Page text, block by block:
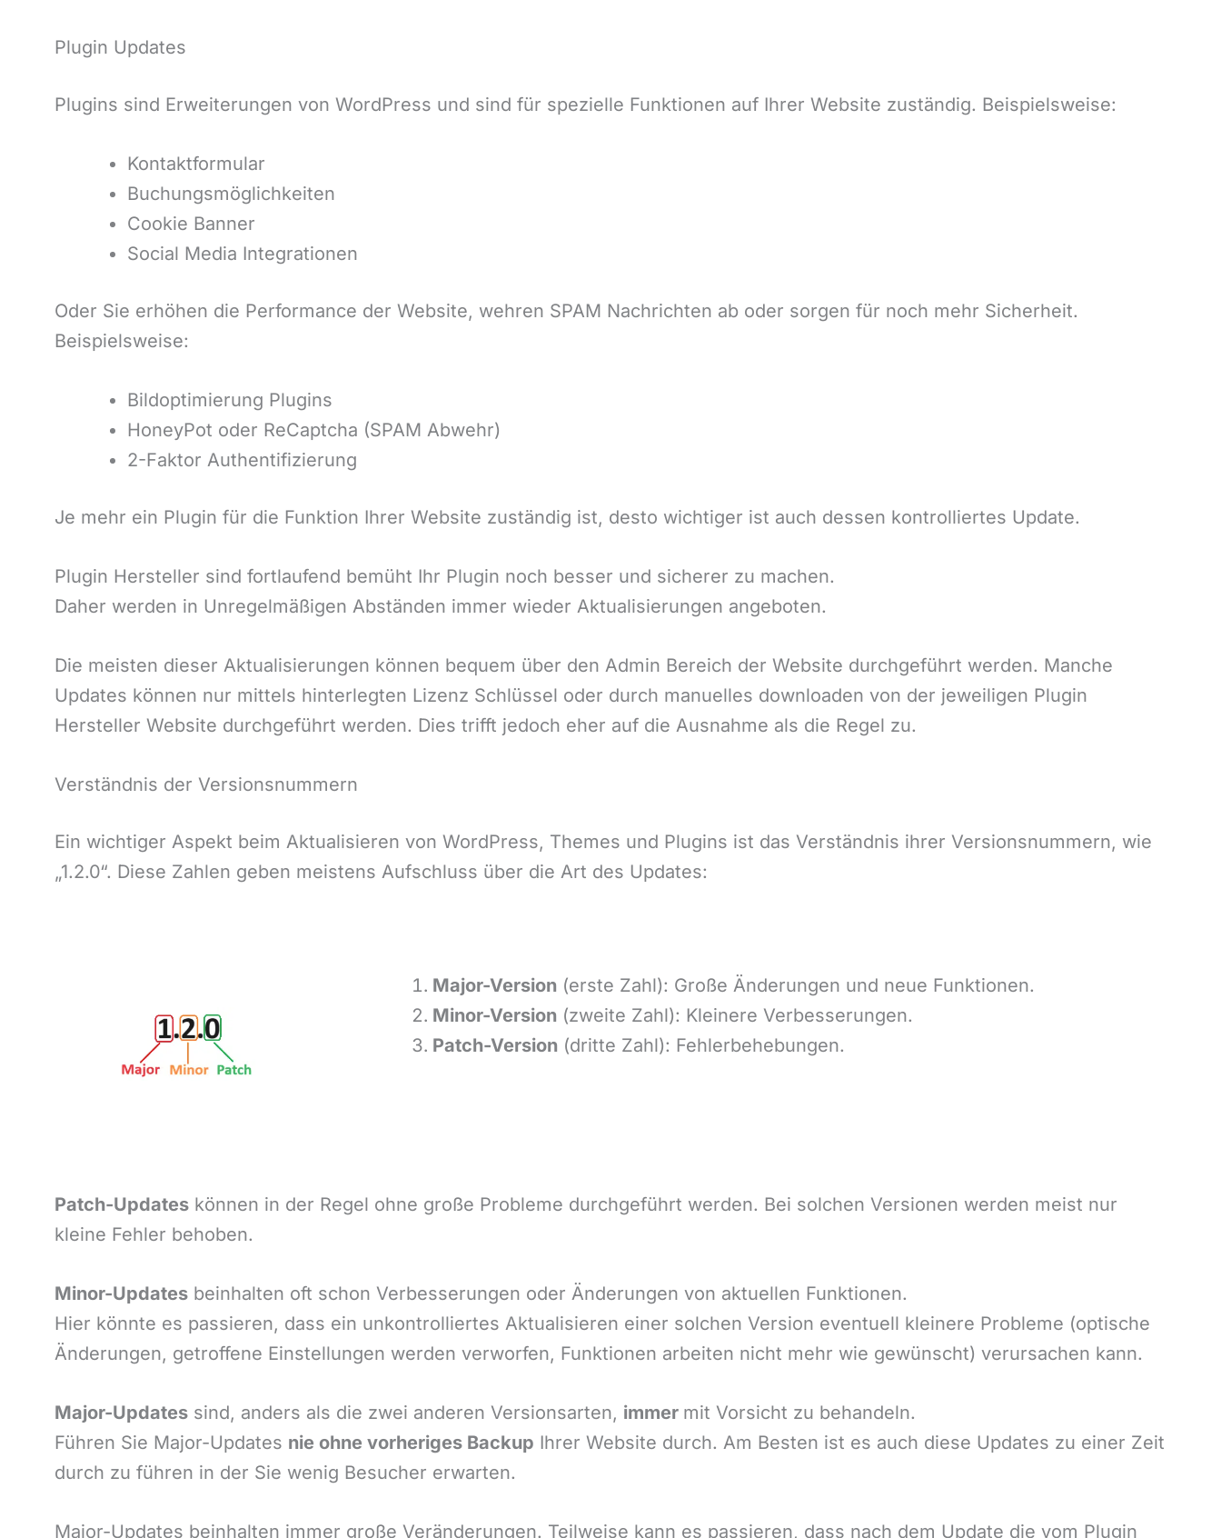
Plugin Updates
Plugins sind Erweiterungen von WordPress und sind für spezielle Funktionen auf Ihrer Website zuständig. Beispielsweise:
Kontaktformular
Buchungsmöglichkeiten
Cookie Banner
Social Media Integrationen
Oder Sie erhöhen die Performance der Website, wehren SPAM Nachrichten ab oder sorgen für noch mehr Sicherheit.
Beispielsweise:
Bildoptimierung Plugins
HoneyPot oder ReCaptcha (SPAM Abwehr)
2-Faktor Authentifizierung
Je mehr ein Plugin für die Funktion Ihrer Website zuständig ist, desto wichtiger ist auch dessen kontrolliertes Update.
Plugin Hersteller sind fortlaufend bemüht Ihr Plugin noch besser und sicherer zu machen.
Daher werden in Unregelmäßigen Abständen immer wieder Aktualisierungen angeboten.
Die meisten dieser Aktualisierungen können bequem über den Admin Bereich der Website durchgeführt werden. Manche
Updates können nur mittels hinterlegten Lizenz Schlüssel oder durch manuelles downloaden von der jeweiligen Plugin
Hersteller Website durchgeführt werden. Dies trifft jedoch eher auf die Ausnahme als die Regel zu.
Verständnis der Versionsnummern
Ein wichtiger Aspekt beim Aktualisieren von WordPress, Themes und Plugins ist das Verständnis ihrer Versionsnummern, wie
„1.2.0“. Diese Zahlen geben meistens Aufschluss über die Art des Updates:
Major-Version (erste Zahl): Große Änderungen und neue Funktionen.
Minor-Version (zweite Zahl): Kleinere Verbesserungen.
Patch-Version (dritte Zahl): Fehlerbehebungen.
Patch-Updates können in der Regel ohne große Probleme durchgeführt werden. Bei solchen Versionen werden meist nur
kleine Fehler behoben.
Minor-Updates beinhalten oft schon Verbesserungen oder Änderungen von aktuellen Funktionen.
Hier könnte es passieren, dass ein unkontrolliertes Aktualisieren einer solchen Version eventuell kleinere Probleme (optische
Änderungen, getroffene Einstellungen werden verworfen, Funktionen arbeiten nicht mehr wie gewünscht) verursachen kann.
Major-Updates sind, anders als die zwei anderen Versionsarten, immer mit Vorsicht zu behandeln.
Führen Sie Major-Updates nie ohne vorheriges Backup Ihrer Website durch. Am Besten ist es auch diese Updates zu einer Zeit
durch zu führen in der Sie wenig Besucher erwarten.
Major-Updates beinhalten immer große Veränderungen. Teilweise kann es passieren, dass nach dem Update die vom Plugin